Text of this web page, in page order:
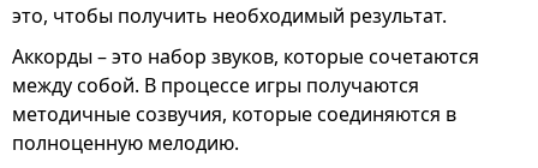
это, чтобы получить необходимый результат.
Аккорды – это набор звуков, которые сочетаются
между собой. В процессе игры получаются
методичные созвучия, которые соединяются в
полноценную мелодию.